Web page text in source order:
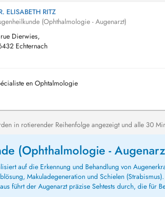
ELISABETH RITZ
(Ophthalmologie - Augenarzt)
Dierwies,
Echternach
en Ophtalmologie
in rotierender Reihenfolge angezeigt und alle 30
(Ophthalmologie -
auf die Erkennung und Behandlung von
Makuladegeneration und Schielen
führt der Augenarzt präzise Sehtests durch, die für